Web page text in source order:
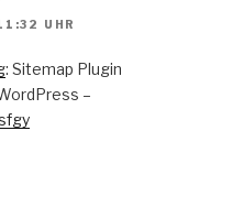
UHR
: Sitemap Plugin
–